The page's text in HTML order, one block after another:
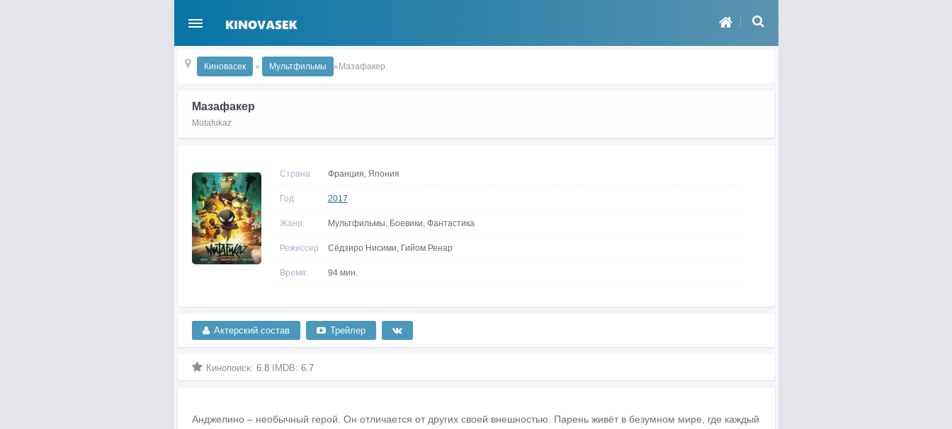
Киновасек » Мультфильмы »Мазафакер
Мазафакер
Mutafukaz
Страна Франция, Япония
Год 2017
Жанр Мультфильмы, Боевики, Фантастика
Режиссер Сёдзиро Нисими, Гийом Ренар
Время: 94 мин.
Актерский состав Трейлер
Кинопоиск: 6.8IMDB: 6.7
Анджелино – необычный герой. Он отличается от других своей внешностью. Парень живёт в безумном мире, где каждый